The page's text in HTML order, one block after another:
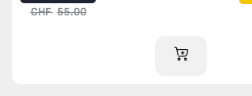
CHF 55.00
IM WARENKORB